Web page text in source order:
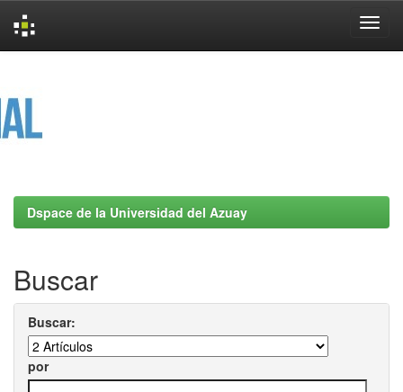
Dspace de la Universidad del Azuay
Buscar
Buscar:
por